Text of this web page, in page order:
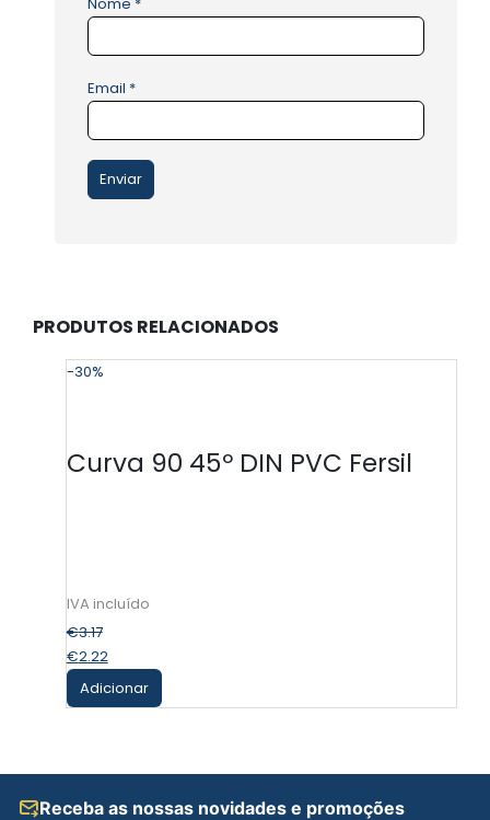
Email *
PRODUTOS RELACIONADOS
-30%
Curva 90 45º DIN PVC Fersil
€3.17
€2.22
Adicionar
Receba as nossas novidades e promoções